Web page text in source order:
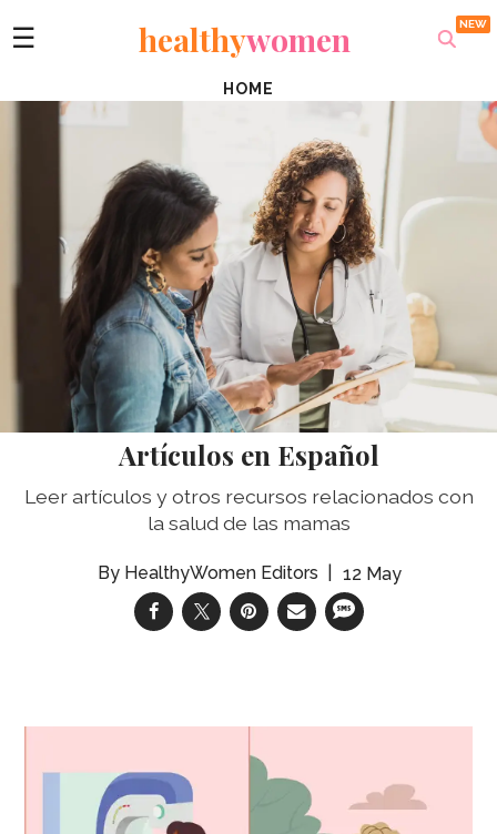
☰ healthywomen
HOME
Artículos en Español
Leer artículos y otros recursos relacionados con
la salud de las mamas
HealthyWomen Editors 12 May